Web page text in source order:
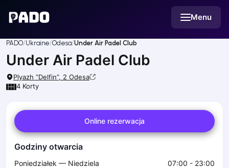
Menu
Українська
Русский
English Cities
Prague
Batumi
Tbilisi
Budapest
Riga
Arlamow
Bialystok
PADO Ukraine Odesa Under Air Padel Club
Under Air Padel Club
Plyazh “Delfin”, 2 Odesa
4 Korty
Online rezerwacja
Godziny otwarcia
Poniedziałek — Niedziela 07:00 - 23:00